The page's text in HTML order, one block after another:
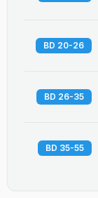
20-26 BD
26-35 BD
35-55 BD